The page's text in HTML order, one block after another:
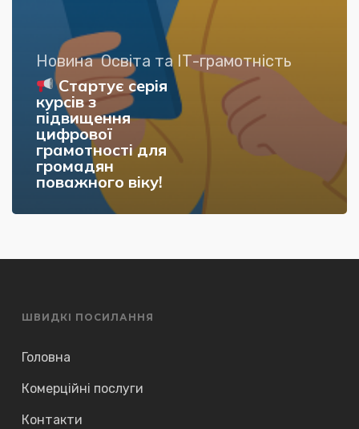
Новина Освіта та ІТ-грамотність
Стартує серія
курсів з
підвищення
цифрової
грамотності для
громадян
поважного віку!
ШВИДКІ ПОСИЛАННЯ
Головна
Комерційні послуги
Контакти